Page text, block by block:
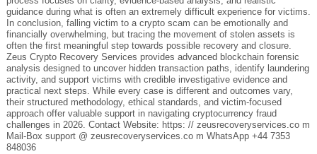
guidance during what is often an extremely difficult experience for victims.
In conclusion, falling victim to a crypto scam can be emotionally and
financially overwhelming, but tracing the movement of stolen assets is
often the first meaningful step towards possible recovery and closure.
Zeus Crypto Recovery Services provides advanced blockchain forensic
analysis designed to uncover hidden transaction paths, identify laundering
activity, and support victims with credible investigative evidence and
practical next steps. While every case is different and outcomes vary,
their structured methodology, ethical standards, and victim-focused
approach offer valuable support in navigating cryptocurrency fraud
challenges in 2026. Contact Website: https: // zeusrecoveryservices.co m
Mail-Box support @ zeusrecoveryservices.co m WhatsApp +44 7353
848036